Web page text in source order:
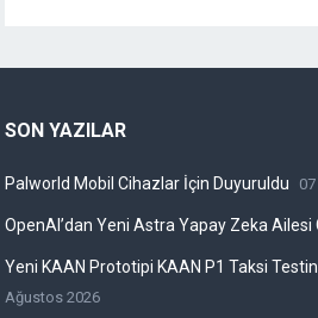
SON YAZILAR
Palworld Mobil Cihazlar İçin Duyuruldu
OpenAI’dan Yeni Astra Yapay Zeka Ailesi
Yeni KAAN Prototipi KAAN P1 Taksi
Ağustos 2026